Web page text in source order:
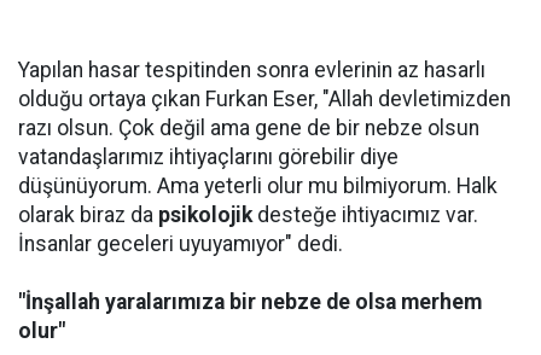
Yapılan hasar tespitinden sonra evlerinin az hasarlı
olduğu ortaya çıkan Furkan Eser, "Allah devletimizden
razı olsun. Çok değil ama gene de bir nebze olsun
vatandaşlarımız ihtiyaçlarını görebilir diye
düşünüyorum. Ama yeterli olur mu bilmiyorum. Halk
olarak biraz da psikolojik desteğe ihtiyacımız var.
İnsanlar geceleri uyuyamıyor" dedi.
"İnşallah yaralarımıza bir nebze de olsa merhem
olur"